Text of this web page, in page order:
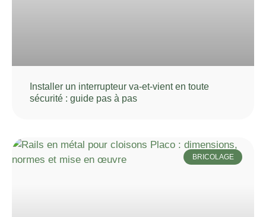
Installer un interrupteur va-et-vient en toute
sécurité : guide pas à pas
BRICOLAGE